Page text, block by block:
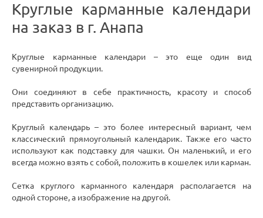
Круглые карманные календари
на заказ в г. Анапа
Круглые карманные календари – это еще один вид
сувенирной продукции.
Они соединяют в себе практичность, красоту и способ
представить организацию.
Круглый календарь – это более интересный вариант, чем
классический прямоугольный календарик. Также его часто
используют как подставку для чашки. Он маленький, и его
всегда можно взять с собой, положить в кошелек или карман.
Сетка круглого карманного календаря располагается на
одной стороне, а изображение на другой.